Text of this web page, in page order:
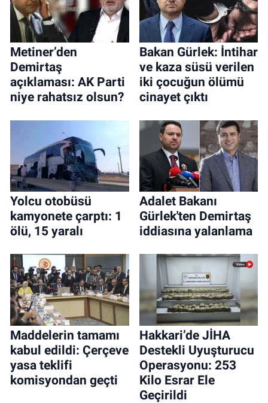
Metiner’den
Demirtaş
açıklaması: AK Parti
niye rahatsız olsun?
Bakan Gürlek: İntihar
ve kaza süsü verilen
iki çocuğun ölümü
cinayet çıktı
Yolcu otobüsü
kamyonete çarptı: 1
ölü, 15 yaralı
Adalet Bakanı
Gürlek'ten Demirtaş
iddiasına yalanlama
Maddelerin tamamı
kabul edildi: Çerçeve
yasa teklifi
komisyondan geçti
Hakkari’de JİHA
Destekli Uyuşturucu
Operasyonu: 253
Kilo Esrar Ele
Geçirildi